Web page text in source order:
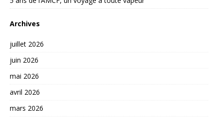
Archives
juillet 2026
juin 2026
mai 2026
avril 2026
mars 2026